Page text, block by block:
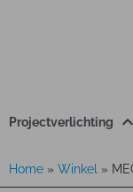
Projectverlichting
Home » Winkel »